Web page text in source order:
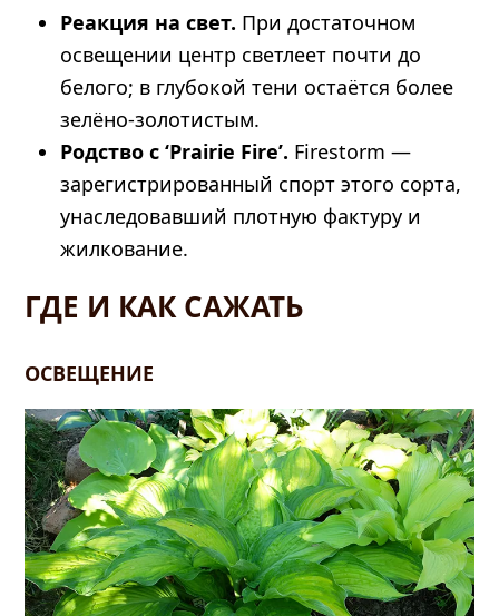
Реакция на свет. При достаточном
освещении центр светлеет почти до
белого; в глубокой тени остаётся более
зелёно-золотистым.
Родство с ‘Prairie Fire’. Firestorm —
зарегистрированный спорт этого сорта,
унаследовавший плотную фактуру и
жилкование.
ГДЕ И КАК САЖАТЬ
ОСВЕЩЕНИЕ